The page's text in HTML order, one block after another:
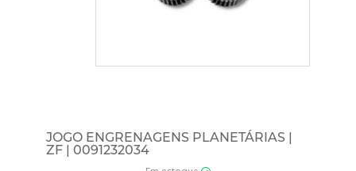
JOGO ENGRENAGENS PLANETÁRIAS |
ZF | 0091232034